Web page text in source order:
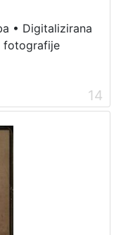
• Digitalizirana
fotografije
14